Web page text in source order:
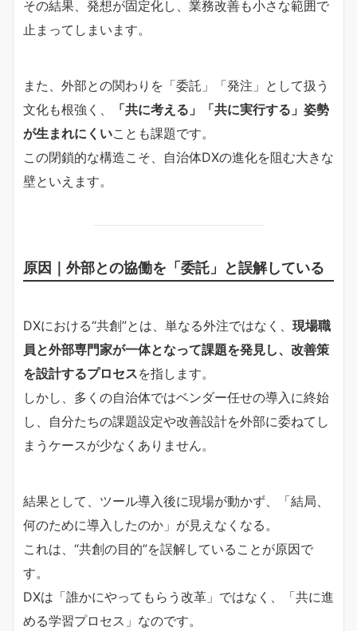
その結果、発想が固定化し、業務改善も小さな範囲で
止まってしまいます。
また、外部との関わりを「委託」「発注」として扱う
文化も根強く、
「共に考える」「共に実行する」姿勢
が生まれにくいことも課題です。
この閉鎖的な構造こそ、自治体DXの進化を阻む大きな
壁といえます。
原因｜外部との協働を「委託」と誤解している
DXにおける“共創”とは、単なる外注ではなく、 現場職
員と外部専門家が一体となって課題を発見し、改善策
を設計するプロセスを指します。
しかし、多くの自治体ではベンダー任せの導入に終始
し、自分たちの課題設定や改善設計を外部に委ねてし
まうケースが少なくありません。
結果として、ツール導入後に現場が動かず、「結局、
何のために導入したのか」が見えなくなる。
これは、“共創の目的”を誤解していることが原因で
す。
DXは「誰かにやってもらう改革」ではなく、「共に進
める学習プロセス」なのです。